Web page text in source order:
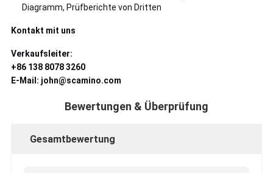
Diagramm, Prüfberichte von Dritten
Kontakt mit uns
Verkaufsleiter:
+86 138 8078 3260
E-Mail: john@scamino.com
Bewertungen & Überprüfung
Gesamtbewertung